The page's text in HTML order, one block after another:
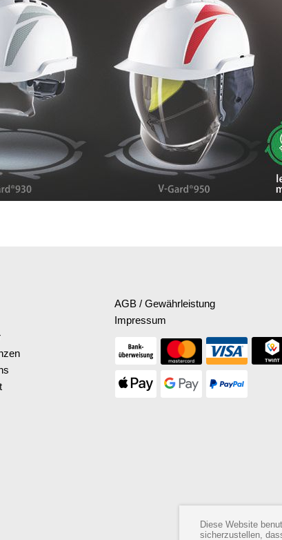
Diese Website
sicherzustellen,
AGB / Gewährleistung
Impressum